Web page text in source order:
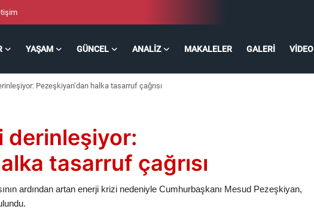
YAŞAM GÜNCEL ANALIZ MAKALELER GALERI VIDEO
Pezeşkiyan’dan halka tasarruf çağrısı
derinleşiyor:
tasarruf çağrısı
ardından artan enerji krizi nedeniyle Cumhurbaşkanı Mesud Pezeşkiyan,